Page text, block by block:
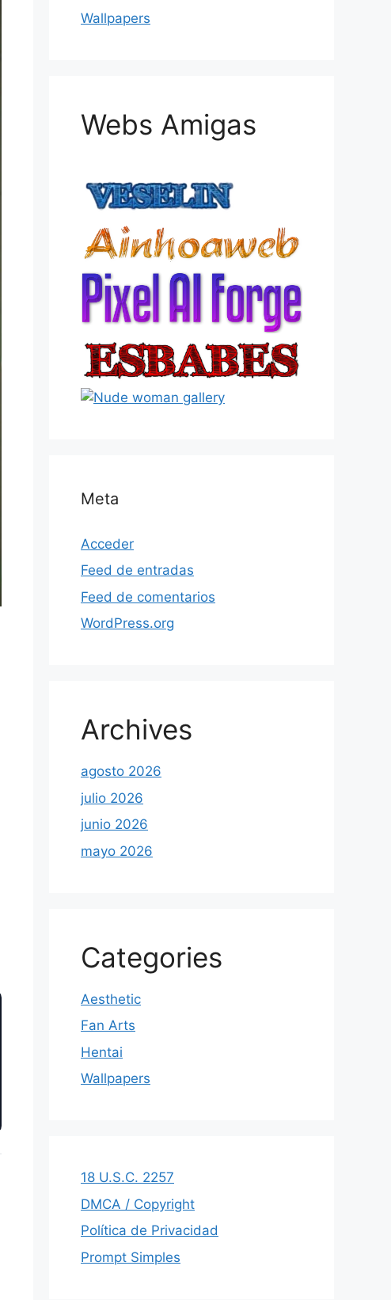
Wallpapers
Webs Amigas
Meta
Acceder
Feed de entradas
Feed de comentarios
WordPress.org
Archives
agosto 2026
julio 2026
junio 2026
mayo 2026
Categories
Aesthetic
Fan Arts
Hentai
Wallpapers
18 U.S.C. 2257
DMCA / Copyright
Política de Privacidad
Prompt Simples